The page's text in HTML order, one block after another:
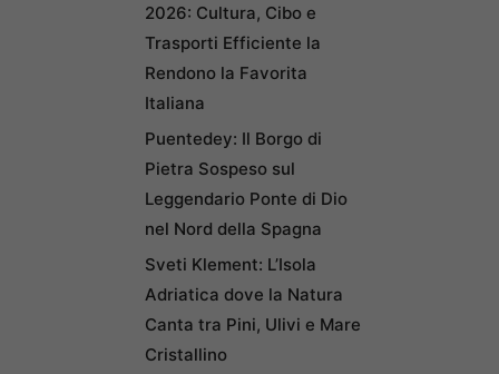
2026: Cultura, Cibo e
Trasporti Efficiente la
Rendono la Favorita
Italiana
Puentedey: Il Borgo di
Pietra Sospeso sul
Leggendario Ponte di Dio
nel Nord della Spagna
Sveti Klement: L’Isola
Adriatica dove la Natura
Canta tra Pini, Ulivi e Mare
Cristallino